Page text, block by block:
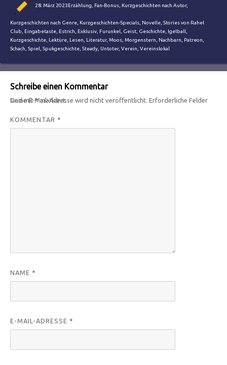
am
28. März 2023 Erzählung, Fan-Bonus, Kurzgeschichten nach Autor,
Kurzgeschichten nach Genre, Kurzgeschichten-Specials, Novelle, Stories von Rahel
Club, Eingabetaste, Estrich, Exklusiv, Furunkel, Geist, Geschichte, Igelball,
Kurzgeschichte, Lektüre, Lesen, Literatur, Moos, Morgenstern, Nachbarn, Patreon,
Schach, Spiel, Spukgeschichte, Steady, Untoter, Verein, Vereinslokal
Schreibe einen Kommentar
Deine E-Mail-Adresse wird nicht veröffentlicht.
Erforderliche Felder sind mit*markiert
KOMMENTAR *
NAME *
E-MAIL-ADRESSE *